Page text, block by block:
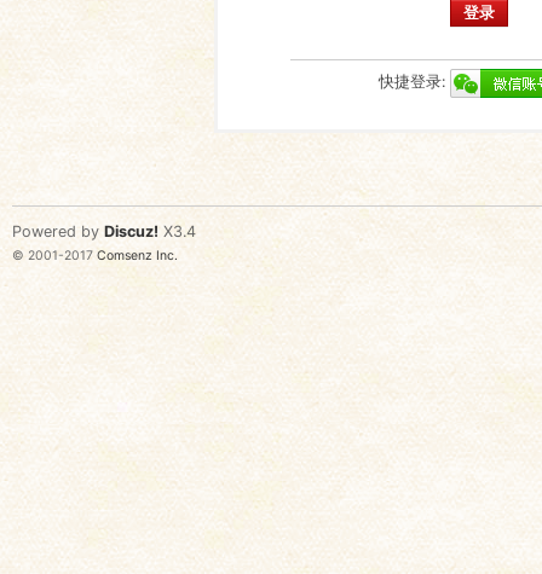
登录
快捷登录:
Powered by Discuz! X3.4
© 2001-2017 Comsenz Inc.